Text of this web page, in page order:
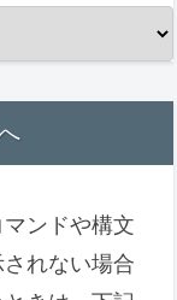
ンドや構文
れない場合